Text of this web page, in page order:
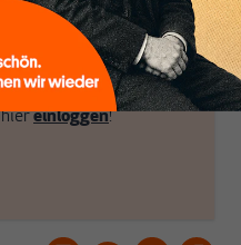
ABONNIEREN SIE
MAKROSKOP
Schon Abonnent? Dann
hiereinloggen!